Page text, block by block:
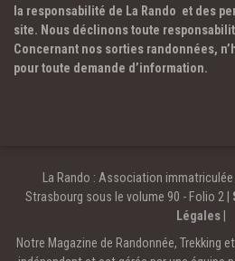
la responsabilité de La Rando et des
site. Nous déclinons toute
Concernant nos sorties randonnées,
pour toute demande d’information.
La Rando : Association
Strasbourg sous le volume 90 - Folio 2 |
Légales
Notre Magazine de Randonnée, Trekking